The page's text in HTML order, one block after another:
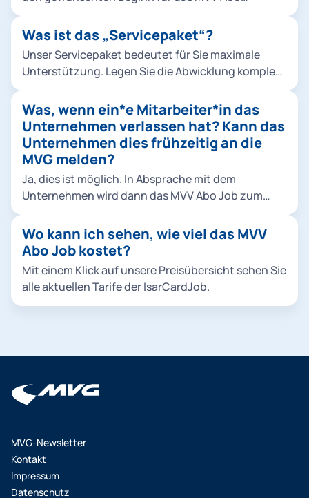
(beginnend mit den Ziffern 85) nennen. Wir
kündigen das bisherige MVG-Abo dann zu dem
gewünschten Termin. Haben Ihre
Mitarbeiter*innen ein Abo von der Deutschen
Mitarbeiter*innen gekündigt werden, um das MVV
Abo Job-Angebot der MVG nutzen zu können.
Was ist das „Servicepaket“?
Unser Servicepaket bedeutet für Sie maximale
Unterstützung. Legen Sie die Abwicklung komplett
individuellen Beratung Ihrer Mitarbeiter*innen über
die Bestellung bis zum Versand der Chipkarten.
Und falls Sie die Fahrscheine der Mitarbeiter*innen
bezuschussen möchten, stehen wir Ihnen
Was, wenn ein*e Mitarbeiter*in das
Unternehmen verlassen hat? Kann das
Unternehmen dies frühzeitig an die
MVG melden?
Ja, dies ist möglich. In Absprache mit dem
Unternehmen wird dann das MVV Abo Job zum
Abo künftig nicht mehr verlängert. Spätestens mit
dem Datenabgleich erfährt die MVG, dass ein*e
und nicht mehr berechtigt ist, das MVV Abo Job zu
nutzen.
Wo kann ich sehen, wie viel das MVV
Abo Job kostet?
Mit einem Klick auf unsere Preisübersicht sehen Sie
alle aktuellen Tarife der IsarCardJob.
MVG-Newsletter
Kontakt
Impressum
Datenschutz